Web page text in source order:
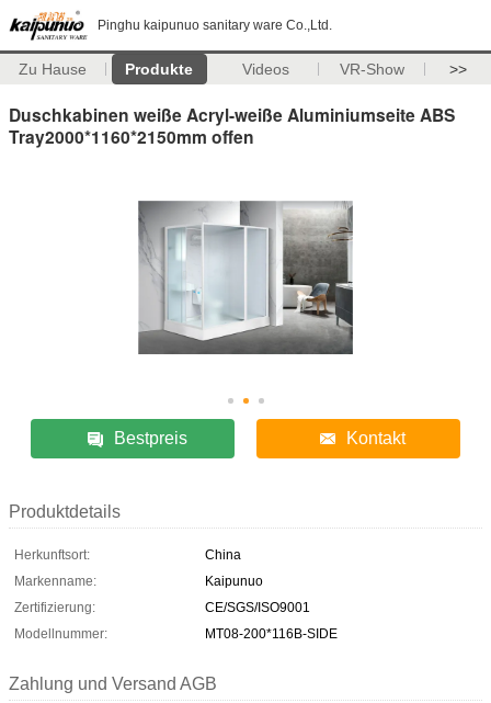
Pinghu kaipunuo sanitary ware Co.,Ltd.
Zu Hause Produkte Videos VR-Show >>
Duschkabinen weiße Acryl-weiße Aluminiumseite ABS
Tray2000*1160*2150mm offen
Bestpreis Kontakt
Produktdetails
Herkunftsort:
China
Markenname:
Kaipunuo
Zertifizierung:
CE/SGS/ISO9001
Modellnummer:
MT08-200*116B-SIDE
Zahlung und Versand AGB